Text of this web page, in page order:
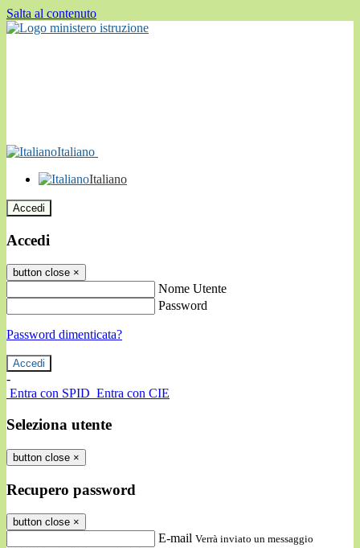
Salta al contenuto
Italiano
Italiano
Accedi
Accedi
button close ×
Nome Utente
Password
Password dimenticata?
-
Entra con SPID Entra con CIE
Seleziona utente
button close ×
Recupero password
button close ×
E-mail Verrà inviato un messaggio